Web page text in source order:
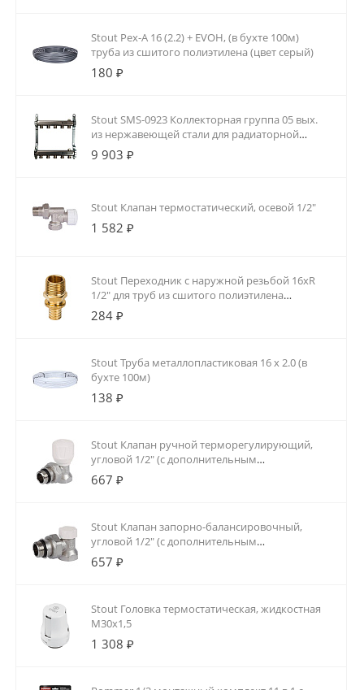
Stout Pex-A 16 (2.2) + EVOH, (в бухте 100м)
труба из сшитого полиэтилена (цвет серый)
180 ₽
Stout SMS-0923 Коллекторная группа 05 вых.
из нержавеющей стали для радиаторной
разводки
9 903 ₽
Stout Клапан термостатический, осевой 1/2"
1 582 ₽
Stout Переходник с наружной резьбой 16xR
1/2" для труб из сшитого полиэтилена
аксиальный
284 ₽
Stout Труба металлопластиковая 16 х 2.0 (в
бухте 100м)
138 ₽
Stout Клапан ручной терморегулирующий,
угловой 1/2" (с дополнительным
уплотнением)
667 ₽
Stout Клапан запорно-балансировочный,
угловой 1/2" (с дополнительным
уплотнением)
657 ₽
Stout Головка термостатическая, жидкостная
M30x1,5
1 308 ₽